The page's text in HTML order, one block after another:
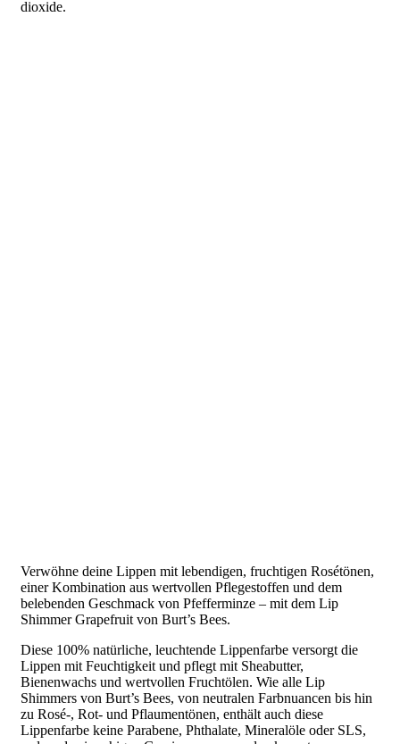
dioxide.
Verwöhne deine Lippen mit lebendigen, fruchtigen Rosétönen,
einer Kombination aus wertvollen Pflegestoffen und dem
belebenden Geschmack von Pfefferminze – mit dem Lip
Shimmer Grapefruit von Burt’s Bees.
Diese 100% natürliche, leuchtende Lippenfarbe versorgt die
Lippen mit Feuchtigkeit und pflegt mit Sheabutter,
Bienenwachs und wertvollen Fruchtölen. Wie alle Lip
Shimmers von Burt’s Bees, von neutralen Farbnuancen bis hin
zu Rosé-, Rot- und Pflaumentönen, enthält auch diese
Lippenfarbe keine Parabene, Phthalate, Mineralöle oder SLS,